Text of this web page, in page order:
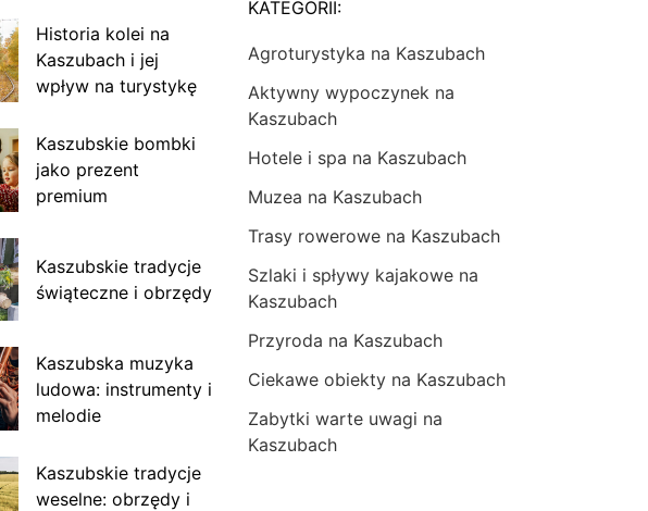
Historia kolei na
Kaszubach i jej
wpływ na turystykę
Kaszubskie bombki
jako prezent
premium
Kaszubskie tradycje
świąteczne i obrzędy
Kaszubska muzyka
ludowa: instrumenty i
melodie
Kaszubskie tradycje
weselne: obrzędy i
KATEGORII:
Agroturystyka na Kaszubach
Aktywny wypoczynek na
Kaszubach
Hotele i spa na Kaszubach
Muzea na Kaszubach
Trasy rowerowe na Kaszubach
Szlaki i spływy kajakowe na
Kaszubach
Przyroda na Kaszubach
Ciekawe obiekty na Kaszubach
Zabytki warte uwagi na
Kaszubach